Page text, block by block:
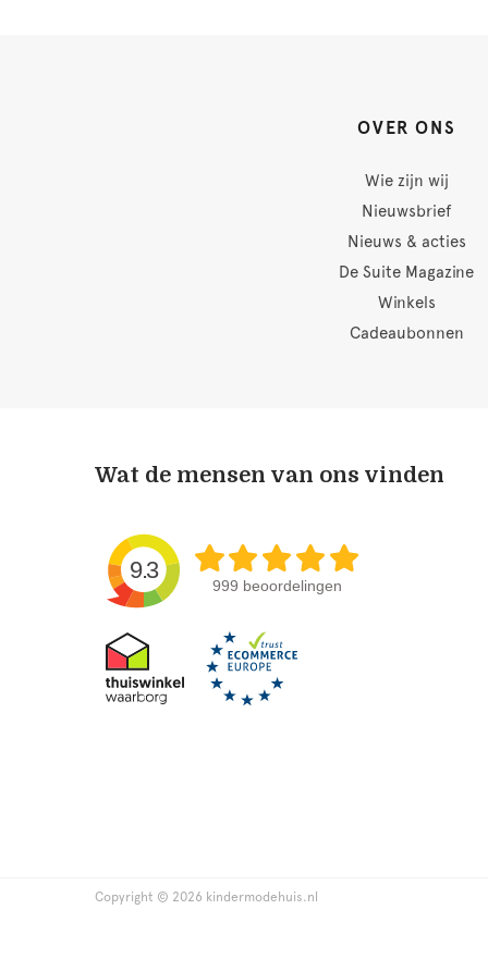
OVER ONS
Wie zijn wij
Nieuwsbrief
Nieuws & acties
De Suite Magazine
Winkels
Cadeaubonnen
Wat de mensen van ons vinden
9.3
999 beoordelingen
Copyright © 2026 kindermodehuis.nl